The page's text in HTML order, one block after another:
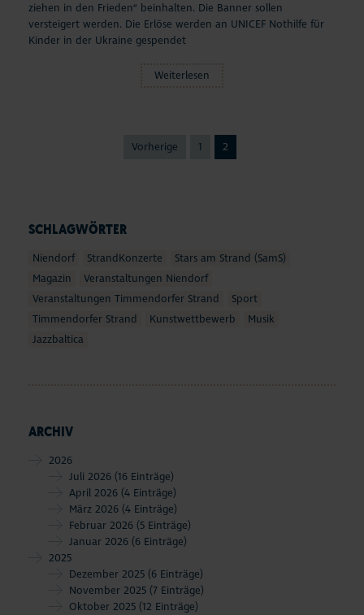
SCHLAGWÖRTER
Niendorf StrandKonzerte
Stars am Strand (SamS)
Magazin
Veranstaltungen Niendorf
Veranstaltungen Timmendorfer Strand
Sport
Timmendorfer Strand
Kunstwettbewerb
Musik
Jazzbaltica
ARCHIV
2026
Juli 2026 (16 Einträge)
April 2026 (4 Einträge)
März 2026 (4 Einträge)
Februar 2026 (5 Einträge)
Januar 2026 (6 Einträge)
2025
Dezember 2025 (6 Einträge)
November 2025 (7 Einträge)
Oktober 2025 (12 Einträge)
ziehen in den Frieden“ beinhalten. Die Banner sollen
versteigert werden. Die Erlöse werden an UNICEF Nothilfe für
Kinder in der Ukraine gespendet
Weiterlesen
Vorherige 1 2